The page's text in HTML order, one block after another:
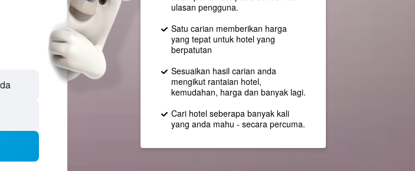
ulasan pengguna.
Satu carian memberikan harga
yang tepat untuk hotel yang
berpatutan
Sesuaikan hasil carian anda
mengikut rantaian hotel,
kemudahan, harga dan banyak lagi.
Cari hotel seberapa banyak kali
yang anda mahu - secara percuma.